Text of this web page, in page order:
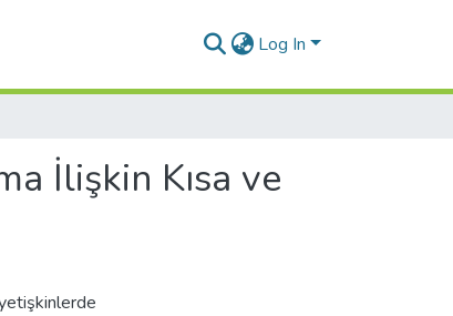
Log In
İlişkin Kısa ve
yetişkinlerde